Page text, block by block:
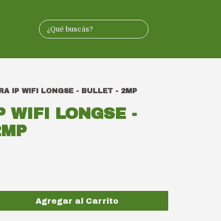
IP WIFI LONGSE - BULLET - 2MP
WIFI LONGSE -
Agregar al Carrito